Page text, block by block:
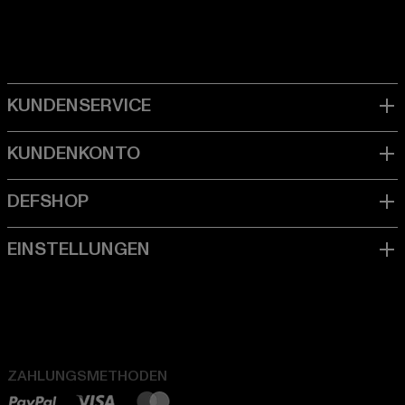
ZAHLUNGSMETHODEN